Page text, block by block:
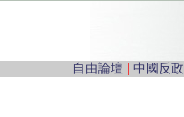
自由論壇 中國反